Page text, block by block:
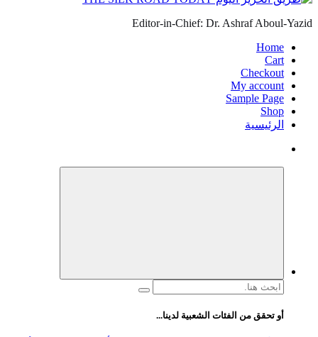
Editor-in-
لدينا...